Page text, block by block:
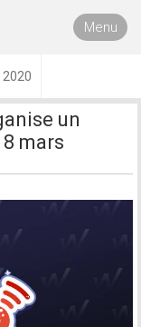
Menu
un
mars